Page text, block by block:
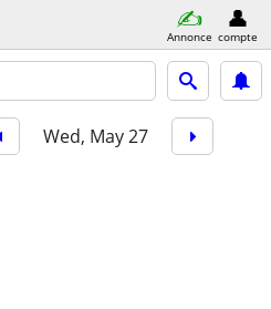
Annonce compte
Wed, May 27